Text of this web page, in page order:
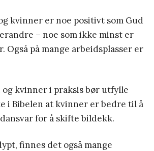
kvinner er noe positivt som Gud
– noe som ikke minst er
på mange arbeidsplasser er
kvinner i praksis bør utfylle
i Bibelen at kvinner er bedre til å
for å skifte bildekk.
finnes det også mange